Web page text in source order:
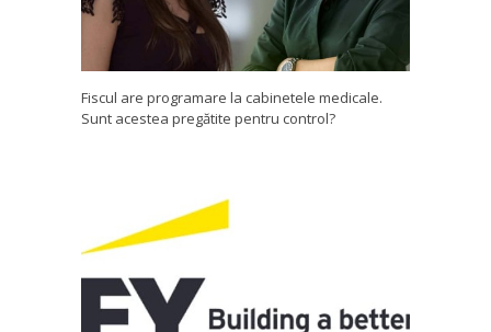
Fiscul are programare la cabinetele medicale.
Sunt acestea pregătite pentru control?